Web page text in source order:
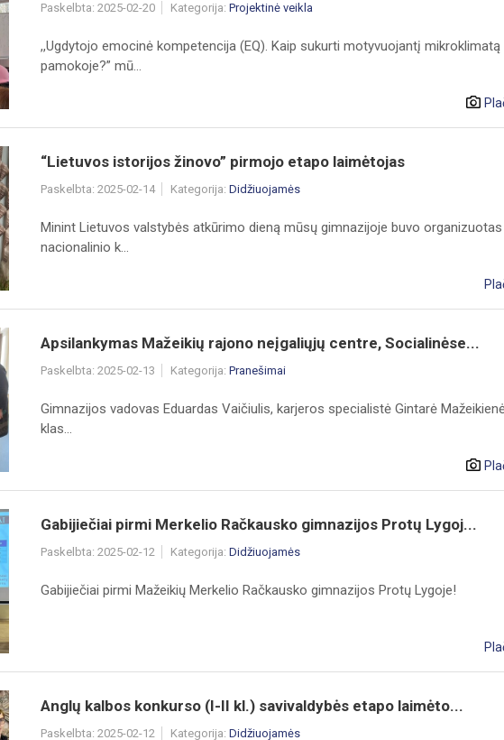
Paskelbta: 2025-02-20 Kategorija: Projektinė veikla
,,Ugdytojo emocinė kompetencija (EQ). Kaip sukurti motyvuojantį mikroklimatą
pamokoje?” mū...
“Lietuvos istorijos žinovo” pirmojo etapo laimėtojas
Paskelbta: 2025-02-14 Kategorija: Didžiuojamės
Minint Lietuvos valstybės atkūrimo dieną mūsų gimnazijoje buvo organizuotas
nacionalinio k...
Apsilankymas Mažeikių rajono neįgaliųjų centre, Socialinėse...
Paskelbta: 2025-02-13 Kategorija: Pranešimai
Gimnazijos vadovas Eduardas Vaičiulis, karjeros specialistė Gintarė
klas...
Gabijiečiai pirmi Merkelio Račkausko gimnazijos Protų Lygoj...
Paskelbta: 2025-02-12 Kategorija: Didžiuojamės
Gabijiečiai pirmi Mažeikių Merkelio Račkausko gimnazijos Protų Lygoje!
Anglų kalbos konkurso (I-II kl.) savivaldybės etapo laimėto...
Paskelbta: 2025-02-12 Kategorija: Didžiuojamės